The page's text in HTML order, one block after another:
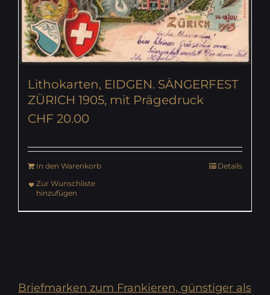
Lithokarten, EIDGEN. SÄNGERFEST
ZÜRICH 1905, mit Prägedruck
CHF 20.00
In den Warenkorb
Details
Zur Wunschliste
hinzufügen
Briefmarken zum Frankieren, günstiger als